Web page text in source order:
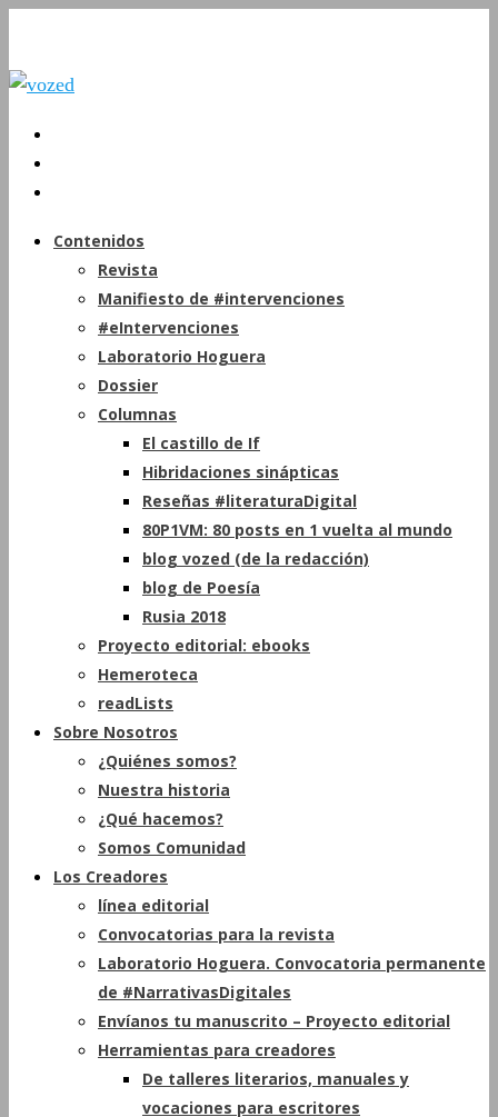
Contenidos
Revista
Manifiesto de #intervenciones
#eIntervenciones
Laboratorio Hoguera
Dossier
Columnas
El castillo de If
Hibridaciones sinápticas
Reseñas #literaturaDigital
80P1VM: 80 posts en 1 vuelta al mundo
blog vozed (de la redacción)
blog de Poesía
Rusia 2018
Proyecto editorial: ebooks
Hemeroteca
readLists
Sobre Nosotros
¿Quiénes somos?
Nuestra historia
¿Qué hacemos?
Somos Comunidad
Los Creadores
línea editorial
Convocatorias para la revista
Laboratorio Hoguera. Convocatoria permanente
de #NarrativasDigitales
Envíanos tu manuscrito – Proyecto editorial
Herramientas para creadores
De talleres literarios, manuales y
vocaciones para escritores